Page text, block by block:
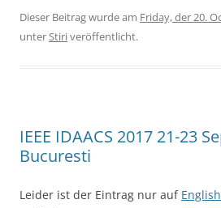
Dieser Beitrag wurde am Friday, der 20.
unterStiriveröffentlicht.
IEEE IDAACS 2017 21-23
Bucuresti
Leider ist der Eintrag nur auf English